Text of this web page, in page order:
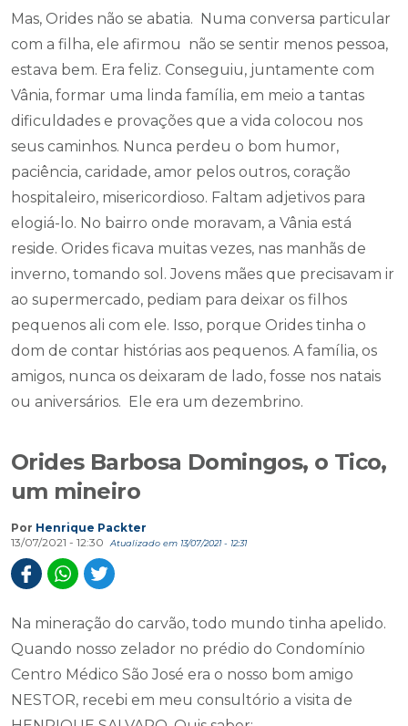
Mas, Orides não se abatia. Numa conversa particular
com a filha, ele afirmou não se sentir menos pessoa,
estava bem. Era feliz. Conseguiu, juntamente com
Vânia, formar uma linda família, em meio a tantas
dificuldades e provações que a vida colocou nos
seus caminhos. Nunca perdeu o bom humor,
paciência, caridade, amor pelos outros, coração
hospitaleiro, misericordioso. Faltam adjetivos para
elogiá-lo. No bairro onde moravam, a Vânia está
reside. Orides ficava muitas vezes, nas manhãs de
inverno, tomando sol. Jovens mães que precisavam ir
ao supermercado, pediam para deixar os filhos
pequenos ali com ele. Isso, porque Orides tinha o
dom de contar histórias aos pequenos. A família, os
amigos, nunca os deixaram de lado, fosse nos natais
ou aniversários. Ele era um dezembrino.
Orides Barbosa Domingos, o Tico,
um mineiro
Por Henrique Packter
13/07/2021 - 12:30
Atualizado em 13/07/2021 - 12:31
Na mineração do carvão, todo mundo tinha apelido.
Quando nosso zelador no prédio do Condomínio
Centro Médico São José era o nosso bom amigo
NESTOR, recebi em meu consultório a visita de